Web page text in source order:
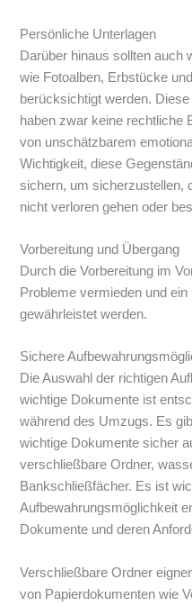
Persönliche Unterlagen
Darüber hinaus sollten auch
wie Fotoalben, Erbstücke
berücksichtigt werden.
haben zwar keine rechtliche
von unschätzbarem
Wichtigkeit, diese
sichern, um sicherzustellen,
nicht verloren gehen oder
Vorbereitung und Übergang
Durch die Vorbereitung im
Probleme vermieden und
gewährleistet werden.
Sichere
Die Auswahl der richtigen
wichtige Dokumente ist
während des Umzugs. Es
wichtige Dokumente sicher
verschließbare Ordner,
Bankschließfächer. Es ist
Aufbewahrungsmöglichkeit
Dokumente und deren
Verschließbare Ordner
von Papierdokumenten wie